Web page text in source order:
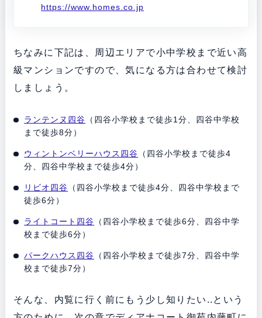
https://www.homes.co.jp
ちなみに下記は、周辺エリアで小中学校まで近い高
級マンションですので、気になる方は合わせて検討
しましょう。
ランテンヌ四谷 （四谷小学校まで徒歩1分、四谷中学校
まで徒歩8分）
ウィントンベリーハウス四谷 （四谷小学校まで徒歩4
分、四谷中学校まで徒歩4分）
リビオ四谷 （四谷小学校まで徒歩4分、四谷中学校まで
徒歩6分）
ライトコート四谷 （四谷小学校まで徒歩6分、四谷中学
校まで徒歩6分）
パークハウス四谷 （四谷小学校まで徒歩7分、四谷中学
校まで徒歩7分）
そんな、内覧に行く前にもう少し知りたい..という